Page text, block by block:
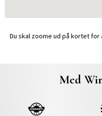
Du skal zoome ud på kortet
Med